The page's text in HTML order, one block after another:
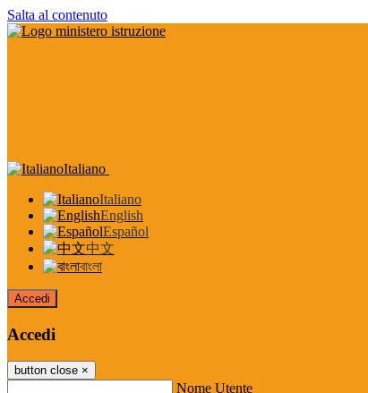
Salta al contenuto
Italiano
Italiano
English
Español
中文
বাংলা
Accedi
Accedi
button close ×
Nome Utente